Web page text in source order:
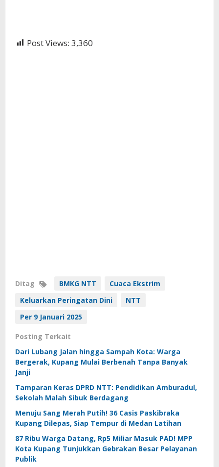
Post Views: 3,360
Ditag BMKG NTT
Cuaca Ekstrim
Keluarkan Peringatan Dini
NTT
Per 9 Januari 2025
Posting Terkait
Dari Lubang Jalan hingga Sampah Kota: Warga
Bergerak, Kupang Mulai Berbenah Tanpa Banyak
Janji
Tamparan Keras DPRD NTT: Pendidikan Amburadul,
Sekolah Malah Sibuk Berdagang
Menuju Sang Merah Putih! 36 Casis Paskibraka
Kupang Dilepas, Siap Tempur di Medan Latihan
87 Ribu Warga Datang, Rp5 Miliar Masuk PAD! MPP
Kota Kupang Tunjukkan Gebrakan Besar Pelayanan
Publik